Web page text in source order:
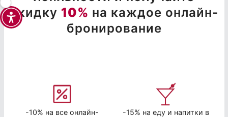
скидку 10% на каждое онлайн-
бронирование
-10% на все онлайн-
-15% на еду и напитки в